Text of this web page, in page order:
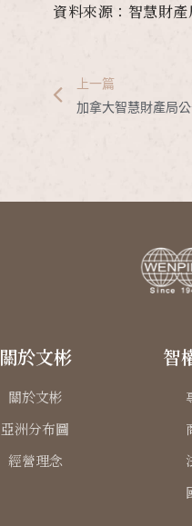
資料來源：智慧財產
上一篇
加拿大智慧財產局
關於文彬
關於文彬
亞洲分布圖
經營理念
智